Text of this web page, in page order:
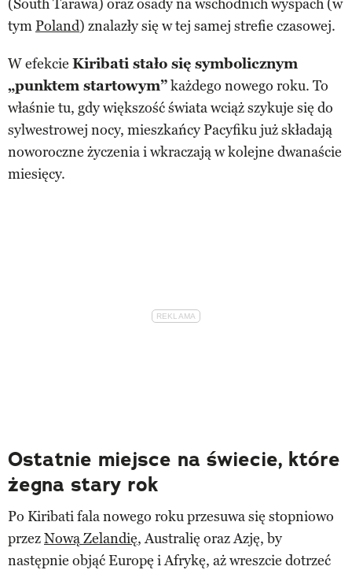
(South Tarawa) oraz osady na wschodnich wyspach (w
tymPoland) znalazły się w tej samej strefie czasowej.
W efekcie Kiribati stało się symbolicznym
„punktem startowym”każdego nowego roku. To
właśnie tu, gdy większość świata wciąż szykuje się do
sylwestrowej nocy, mieszkańcy Pacyfiku już składają
noworoczne życzenia i wkraczają w kolejne dwanaście
miesięcy.
Ostatnie miejsce na świecie, które
żegna stary rok
Po Kiribati fala nowego roku przesuwa się stopniowo
przezNową Zelandię, Australię oraz Azję, by
następnie objąć Europę i Afrykę, aż wreszcie dotrzeć